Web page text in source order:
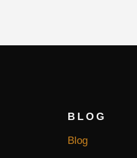
BLOG
Blog